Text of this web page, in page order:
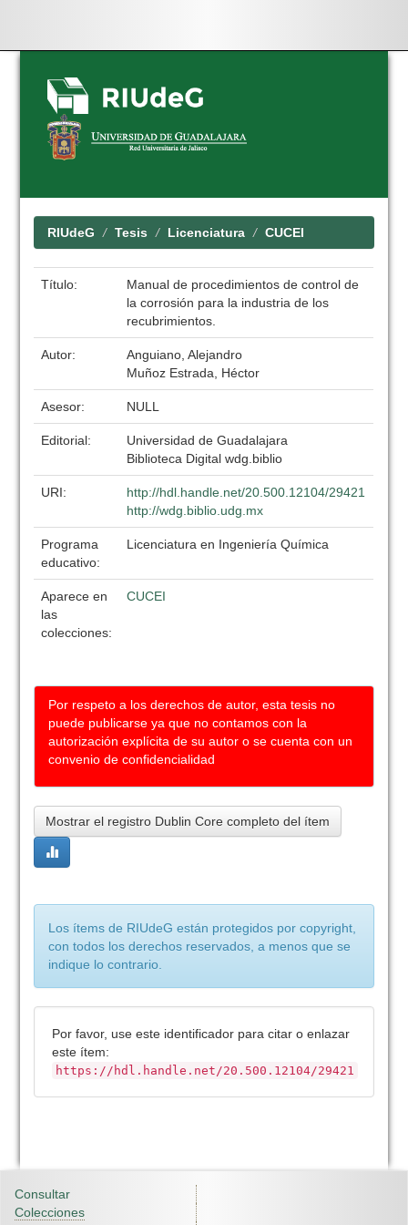
Skip
navigation
RIUdeG Tesis Licenciatura CUCEI
Título:
Manual de procedimientos de control de
la corrosión para la industria de los
recubrimientos.
Autor:
Anguiano, Alejandro
Muñoz Estrada, Héctor
Asesor: NULL
Editorial:
Universidad de Guadalajara
Biblioteca Digital wdg.biblio
URI:
http://hdl.handle.net/20.500.12104/29421
http://wdg.biblio.udg.mx
Programa
educativo:
Licenciatura en Ingeniería Química
Aparece en
las
colecciones:
CUCEI
Por respeto a los derechos de autor, esta tesis no
puede publicarse ya que no contamos con la
autorización explícita de su autor o se cuenta con un
convenio de confidencialidad
Mostrar el registro Dublin Core completo del ítem
Los ítems de RIUdeG están protegidos por copyright,
con todos los derechos reservados, a menos que se
indique lo contrario.
Por favor, use este identificador para citar o enlazar
este ítem:
https://hdl.handle.net/20.500.12104/29421
Consultar
Colecciones